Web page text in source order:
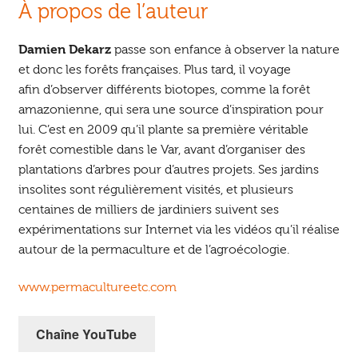
À propos de l’auteur
Damien Dekarzpasse son enfance à observer la nature
et donc les forêts françaises. Plus tard, il voyage
afin d’observer différents biotopes, comme la forêt
amazonienne, qui sera une source d’inspiration pour
lui. C’est en 2009 qu’il plante sa première véritable
forêt comestible dans le Var, avant d’organiser des
plantations d’arbres pour d’autres projets. Ses jardins
insolites sont régulièrement visités, et plusieurs
centaines de milliers de jardiniers suivent ses
expérimentations sur Internet via les vidéos qu’il réalise
autour de la permaculture et de l’agroécologie.
www.permacultureetc.com
Chaîne YouTube